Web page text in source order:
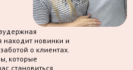
находит новинки и
о клиентах.
которые
становиться